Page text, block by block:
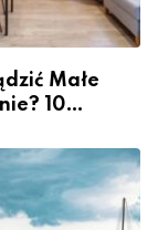
Małe
10
Bez
Remontu